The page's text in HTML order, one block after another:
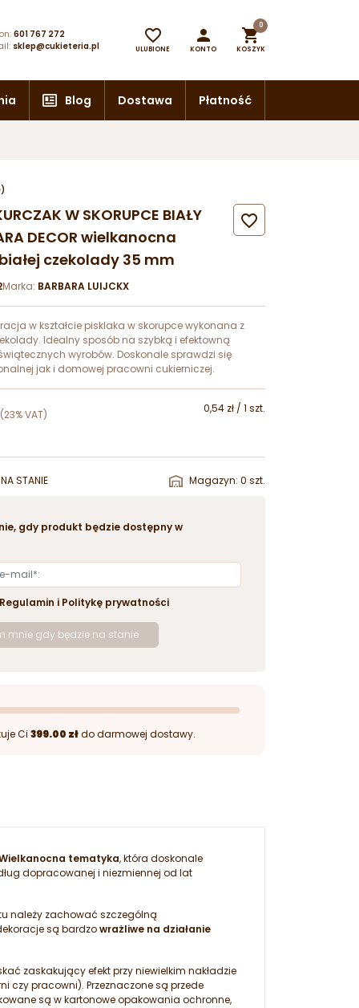
601 767 272
sklep@cukieteria.pl

ULUBIONE

KONTO

0
KOSZYK
Blog Dostawa Płatność
W SKORUPCE BIAŁY
DECOR wielkanocna
czekolady 35 mm

Marka: BARBARA LUIJCKX
w kształcie pisklaka w skorupce wykonana z
Idealny sposób na szybką i efektowną
wyrobów. Doskonale sprawdzi się
jak i domowej pracowni cukierniczej.
(23% VAT) 0,54 zł / 1 szt.
STANIE Magazyn: 0 szt.
gdy produkt będzie dostępny w
Regulamin i Politykę prywatności
mnie gdy będzie na stanie
Ci 399.00 złdo darmowej dostawy.
tematyka, która doskonale
dopracowanej i niezmiennej od lat
należy zachować szczególną
są bardzowrażliwe na działanie
zaskakujący efekt przy niewielkim nakładzie
czy pracowni). Przeznaczone są przede
są w kartonowe opakowania ochronne,